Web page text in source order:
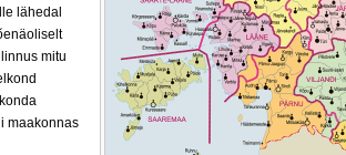
lähedal
mitu
maakonnas